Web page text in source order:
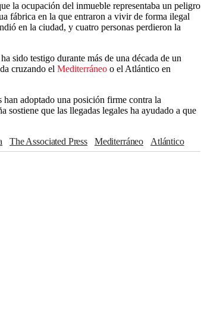
la ocupación del inmueble representaba un peligro
fábrica en la que entraron a vivir de forma ilegal
en la ciudad, y cuatro personas perdieron la
sido testigo durante más de una década de un
cruzando el Mediterráneo o el Atlántico en
adoptado una posición firme contra la
sostiene que las llegadas legales ha ayudado a que
The Associated Press Mediterráneo
Atlántico